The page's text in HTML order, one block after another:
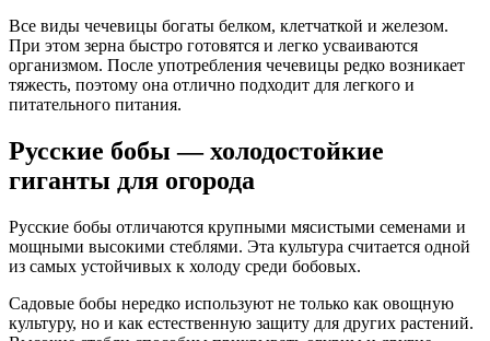
Все виды чечевицы богаты белком, клетчаткой и железом.
При этом зерна быстро готовятся и легко усваиваются
организмом. После употребления чечевицы редко возникает
тяжесть, поэтому она отлично подходит для легкого и
питательного питания.
Русские бобы — холодостойкие
гиганты для огорода
Русские бобы отличаются крупными мясистыми семенами и
мощными высокими стеблями. Эта культура считается одной
из самых устойчивых к холоду среди бобовых.
Садовые бобы нередко используют не только как овощную
культуру, но и как естественную защиту для других растений.